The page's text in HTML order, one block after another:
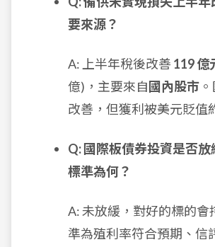
要來源？
A: 上半年稅後改善 119 億
億)，主要來自 國內股市
改善，但獲利被美元貶值
Q: 國際板債券投資是否
標準為何？
A: 未放緩，對好的標的會
準為殖利率符合預期、信